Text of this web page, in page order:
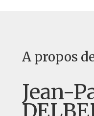
A propos
Jean-